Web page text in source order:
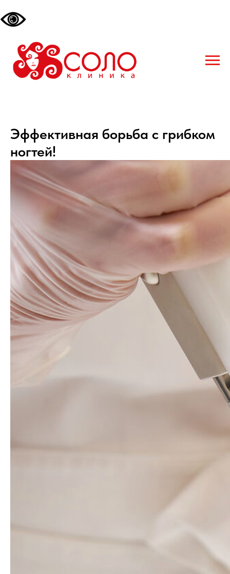
Эффективная борьба с грибком
ногтей!